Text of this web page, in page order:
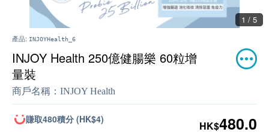
1 / 5
產品: INJOYHealth_6
INJOY Health 250億健腸樂 60粒增
量裝
商戶名稱： INJOY Health
賺取480積分 (HK$4) HK$480.0